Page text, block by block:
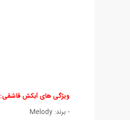
ویژگی های آبکش قاشقی:
- برند: Melody